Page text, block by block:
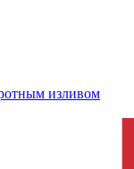
изливом